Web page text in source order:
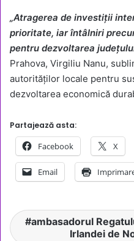
„Atragerea de investiții
prioritate, iar întâlniri
pentru dezvoltarea
Prahova, Virgiliu Nanu,
autorităților locale pentru
dezvoltarea economică
Partajează asta:
Facebook X
Email
ambasadorul
Irlandei de